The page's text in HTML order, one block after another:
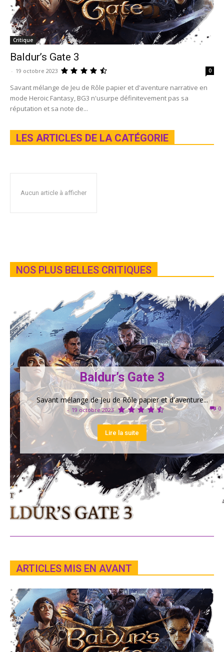
Critique
Baldur’s Gate 3
- 19 octobre 2023 0
Savant mélange de Jeu de Rôle papier et d'aventure narrative en
mode Heroic Fantasy, BG3 n'usurpe définitevement pas sa
réputation et sa note de...
LES ARTICLES DE LA CATÉGORIE
Aucun article à afficher
NOS PLUS BELLES CRITIQUES
Baldur’s Gate 3
Savant mélange de Jeu de Rôle papier et d'aventure...
- 19 octobre 2023 0
Lire la suite
ARTICLES MIS EN AVANT